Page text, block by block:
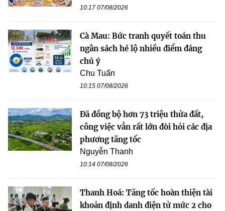
10:17 07/08/2026
Cà Mau: Bức tranh quyết toán thu
ngân sách hé lộ nhiều điểm đáng
chú ý
Chu Tuấn
10:15 07/08/2026
Đã đồng bộ hơn 73 triệu thửa đất,
công việc vẫn rất lớn đòi hỏi các địa
phương tăng tốc
Nguyễn Thanh
10:14 07/08/2026
Thanh Hoá: Tăng tốc hoàn thiện tài
khoản định danh điện tử mức 2 cho